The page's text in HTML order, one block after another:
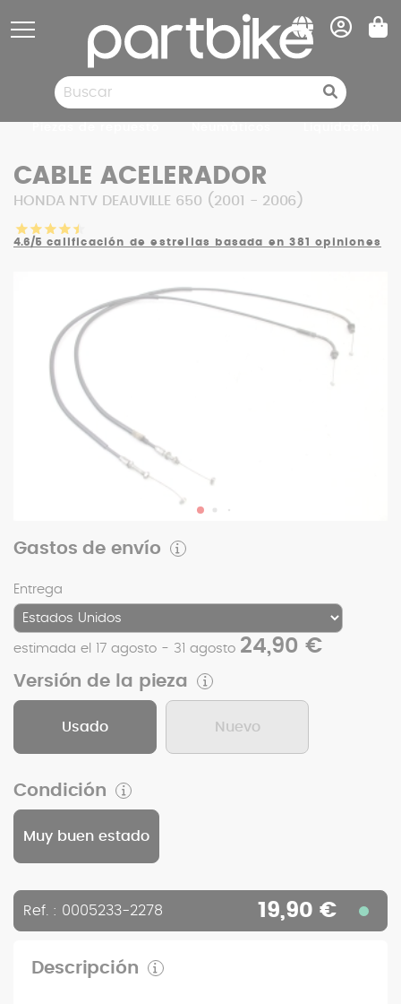
CABLE ACELERADOR
HONDA NTV DEAUVILLE 650 (2001 - 2006)
4.6/5 calificación de estrellas basada en 381 opiniones
Gastos de envío
Entrega
estimada el 17 agosto - 31 agosto 24,90 €
Versión de la pieza
Usado Nuevo
Condición
Muy buen estado
Ref. : 0005233-2278 19,90 €
Descripción